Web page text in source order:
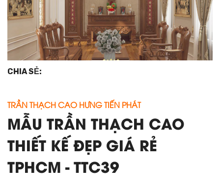
CHIA SẺ:
TRẦN THẠCH CAO HƯNG TIẾN PHÁT
MẪU TRẦN THẠCH CAO
THIẾT KẾ ĐẸP GIÁ RẺ
TPHCM - TTC39